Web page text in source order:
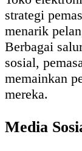
strategi
menarik
Berbagai
sosial,
memainkan
mereka.
Media